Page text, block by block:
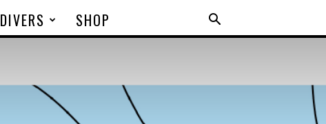
DIVERS SHOP